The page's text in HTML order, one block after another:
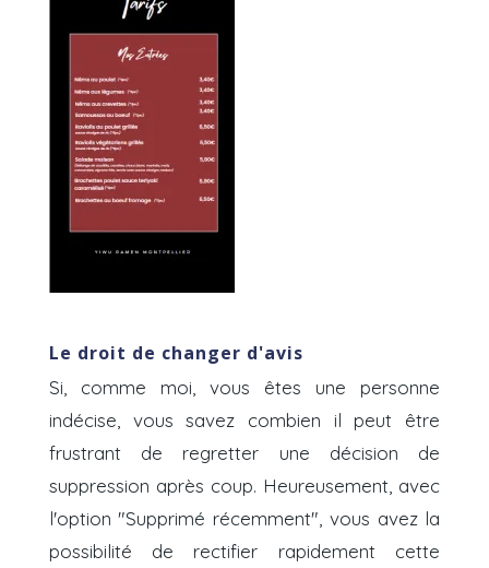
Le droit de changer d'avis
Si, comme moi, vous êtes une personne
indécise, vous savez combien il peut être
frustrant de regretter une décision de
suppression après coup. Heureusement, avec
l'option "Supprimé récemment", vous avez la
possibilité de rectifier rapidement cette